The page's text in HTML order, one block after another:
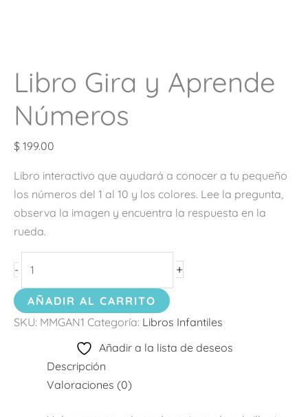
Libro Gira y Aprende
Números
$ 199.00
Libro interactivo que ayudará a conocer a tu pequeño
los números del 1 al 10 y los colores. Lee la pregunta,
observa la imagen y encuentra la respuesta en la
rueda.
- +
AÑADIR AL CARRITO
SKU: MMGAN1 Categoría: Libros Infantiles
Añadir a la lista de deseos
Descripción
Valoraciones (0)